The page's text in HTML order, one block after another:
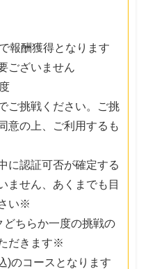
報酬獲得となります
ございません
ご挑戦ください。ご挑
意の上、ご利用するも
に認証可否が確定する
ません、あくまでも目
い※
ちらか一度の挑戦の
だきます※
)のコースとなります